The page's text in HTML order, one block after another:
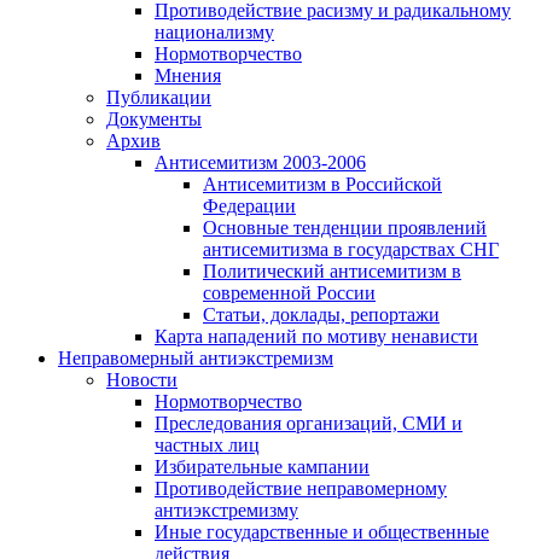
Противодействие расизму и радикальному
национализму
Нормотворчество
Мнения
Публикации
Документы
Архив
Антисемитизм 2003-2006
Антисемитизм в Российской
Федерации
Основные тенденции проявлений
антисемитизма в государствах СНГ
Политический антисемитизм в
современной России
Статьи, доклады, репортажи
Карта нападений по мотиву ненависти
Неправомерный антиэкстремизм
Новости
Нормотворчество
Преследования организаций, СМИ и
частных лиц
Избирательные кампании
Противодействие неправомерному
антиэкстремизму
Иные государственные и общественные
действия